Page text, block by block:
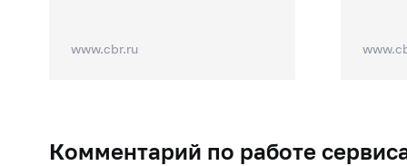
www.cbr.ru
Комментарий по работе